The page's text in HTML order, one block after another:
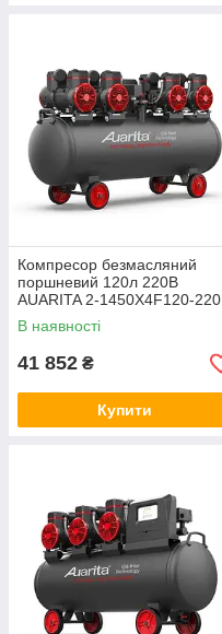
Компресор безмасляний
поршневий 120л 220В
AUARITA 2-1450X4F120-220
В наявності
41 852 ₴
Купити